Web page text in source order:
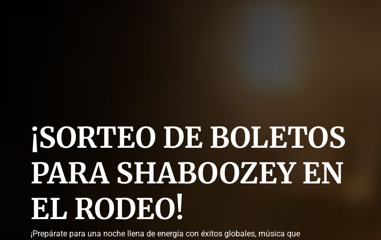
¡SORTEO DE BOLETOS
PARA SHABOOZEY EN
EL RODEO!
¡Prepárate para una noche llena de energía con éxitos globales, música que